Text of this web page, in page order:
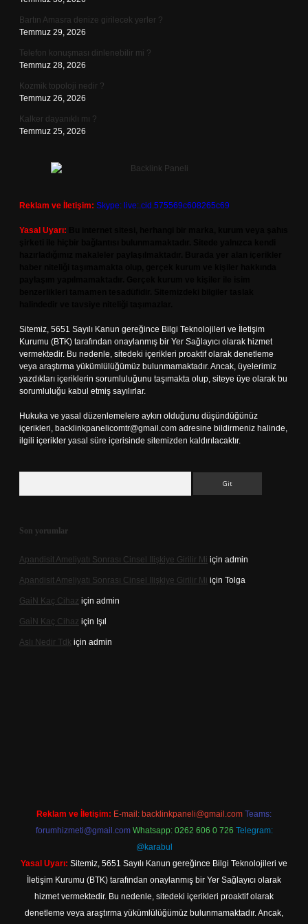
Bartın Amasra denize girilecek yerler ?
Temmuz 29, 2026
Telefon konuşması dinlenebilir mi ?
Temmuz 28, 2026
Kozmik topoloji nedir ?
Temmuz 26, 2026
Kalker dayanıklı mı ?
Temmuz 25, 2026
Reklam ve İletişim: Skype: live:.cid.575569c608265c69
Yasal Uyarı:
Sitemiz, 5651 Sayılı Kanun gereğince Bilgi Teknolojileri ve İletişim
Kurumu (BTK) tarafından onaylanmış bir Yer Sağlayıcı olarak hizmet
vermektedir. Bu nedenle, sitedeki içerikleri proaktif olarak denetleme
veya araştırma yükümlülüğümüz bulunmamaktadır. Ancak, üyelerimiz
yazdıkları içeriklerin sorumluluğunu taşımakta olup, siteye üye olarak bu
sorumluluğu kabul etmiş sayılırlar.
Hukuka ve yasal düzenlemelere aykırı olduğunu düşündüğünüz
içerikleri, backlinkpanelicomtr@gmail.com adresine bildirmeniz halinde,
ilgili içerikler yasal süre içerisinde sitemizden kaldırılacaktır.
Son yorumlar
Apandisit Ameliyatı Sonrası Cinsel Ilişkiye Girilir Mi için admin
Apandisit Ameliyatı Sonrası Cinsel Ilişkiye Girilir Mi için Tolga
Gai̇N Kaç Cihaz için admin
Gai̇N Kaç Cihaz için Işıl
Aslı Nedir Tdk için admin
Reklam ve İletişim: E-mail: backlinkpaneli@gmail.com Teams:
forumhizmeti@gmail.com Whatsapp: 0262 606 0 726 Telegram:
@karabul
Yasal Uyarı: Sitemiz, 5651 Sayılı Kanun gereğince Bilgi Teknolojileri ve
İletişim Kurumu (BTK) tarafından onaylanmış bir Yer Sağlayıcı olarak
hizmet vermektedir. Bu nedenle, sitedeki içerikleri proaktif olarak
denetleme veya araştırma yükümlülüğümüz bulunmamaktadır. Ancak,